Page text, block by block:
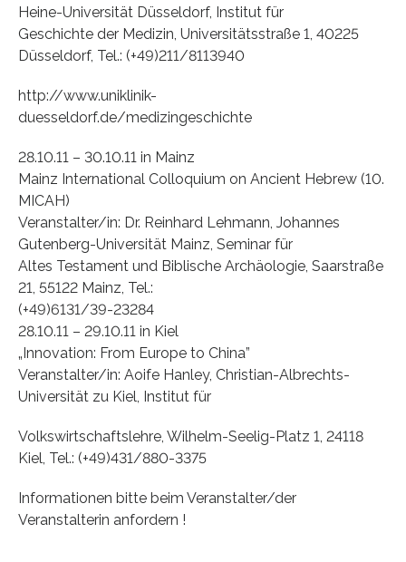
Heine-Universität Düsseldorf, Institut für
Geschichte der Medizin, Universitätsstraße 1, 40225
Düsseldorf, Tel.: (+49)211/8113940
http://www.uniklinik-
duesseldorf.de/medizingeschichte
28.10.11 – 30.10.11 in Mainz
Mainz International Colloquium on Ancient Hebrew (10.
MICAH)
Veranstalter/in: Dr. Reinhard Lehmann, Johannes
Gutenberg-Universität Mainz, Seminar für
Altes Testament und Biblische Archäologie, Saarstraße
21, 55122 Mainz, Tel.:
(+49)6131/39-23284
28.10.11 – 29.10.11 in Kiel
„Innovation: From Europe to China”
Veranstalter/in: Aoife Hanley, Christian-Albrechts-
Universität zu Kiel, Institut für
Volkswirtschaftslehre, Wilhelm-Seelig-Platz 1, 24118
Kiel, Tel.: (+49)431/880-3375
Informationen bitte beim Veranstalter/der
Veranstalterin anfordern !